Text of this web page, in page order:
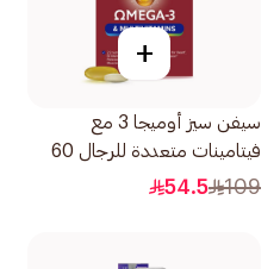
+
سيفن سيز أوميجا 3 مع
فيتامينات متعددة للرجال 60
كبسولة
109
54.5